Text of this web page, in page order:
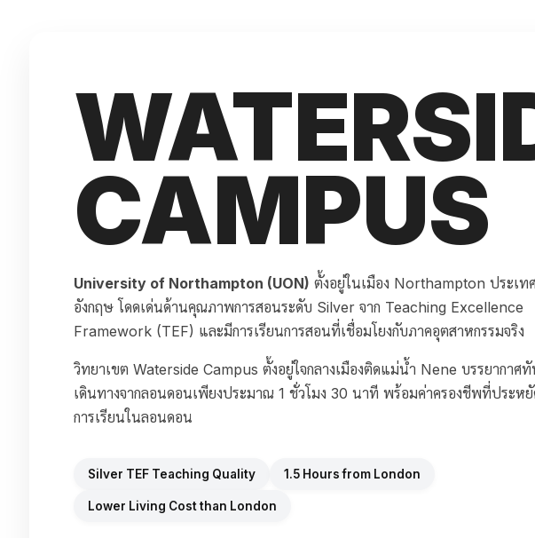
CAMPUS
University of Northampton (UON) ตั้งอยู่ในเมือง Northampton ประเท
อังกฤษ โดดเด่นด้านคุณภาพการสอนระดับ Silver จาก Teaching Excellence
Framework (TEF) และมีการเรียนการสอนที่เชื่อมโยงกับภาคอุตสาหกรรมจริง
วิทยาเขต Waterside Campus ตั้งอยู่ใจกลางเมืองติดแม่น้ำ Nene บรรยากาศ
เดินทางจากลอนดอนเพียงประมาณ 1 ชั่วโมง 30 นาที พร้อมค่าครองชีพที่ประหยั
การเรียนในลอนดอน
Silver TEF Teaching Quality 1.5 Hours from London
Lower Living Cost than London